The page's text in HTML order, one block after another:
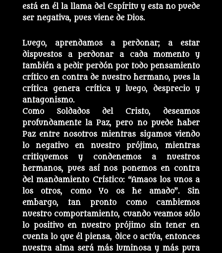
está en él la llama del Espíritu y esta no puede
ser negativa, pues viene de Dios.
Luego, aprendamos a perdonar; a estar
dispuestos a perdonar a cada momento y
también a pedir perdón por todo pensamiento
crítico en contra de nuestro hermano, pues la
crítica genera crítica y luego, desprecio y
antagonismo.
Como Soldados del Cristo, deseamos
profundamente la Paz, pero no puede haber
Paz entre nosotros mientras sigamos viendo
lo negativo en nuestro prójimo, mientras
critiquemos y condenemos a nuestros
hermanos, pues así nos ponemos en contra
del mandamiento Crístico: “Amaos los unos a
los otros, como Yo os he amado”. Sin
embargo, tan pronto como cambiemos
nuestro comportamiento, cuando veamos sólo
lo positivo en nuestro prójimo sin tener en
cuenta lo que él piensa, dice o actúa, entonces
nuestra alma será más luminosa y más pura